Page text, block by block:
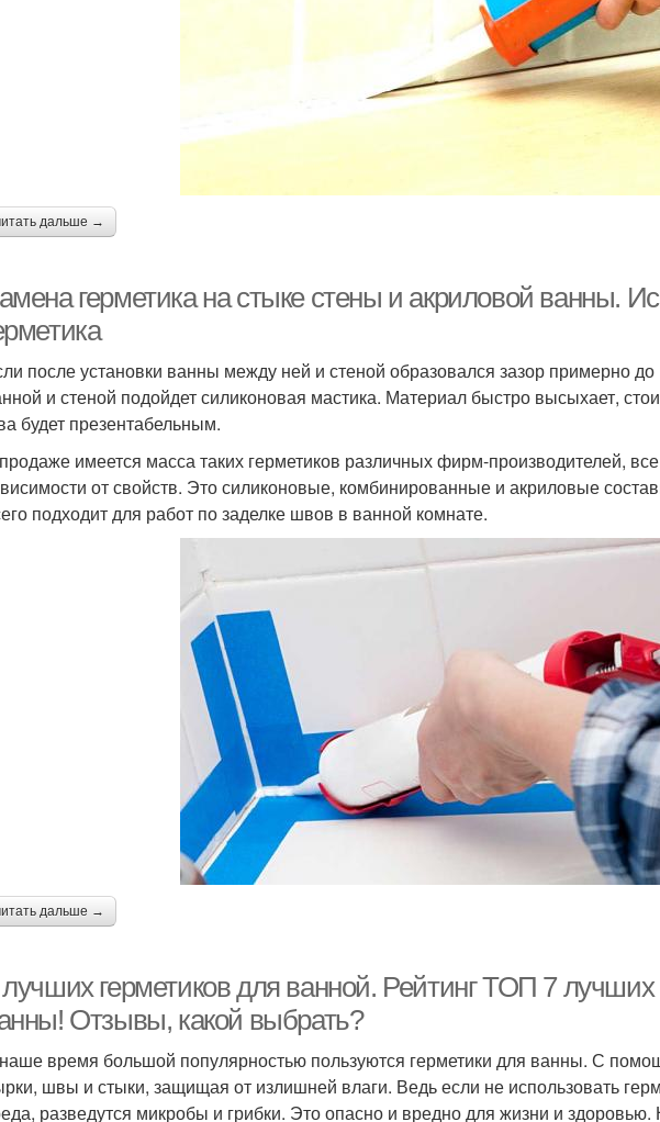
дальше →
герметика на стыке стены и акриловой ванны.
после установки ванны между ней и стеной образовался зазор примерно
и стеной подойдет силиконовая мастика. Материал быстро высыхает,
будет презентабельным.
имеется масса таких герметиков различных фирм-производителей,
от свойств. Это силиконовые, комбинированные и акриловые
подходит для работ по заделке швов в ванной комнате.
дальше →
герметиков для ванной. Рейтинг ТОП 7 лучших
Отзывы, какой выбрать?
время большой популярностью пользуются герметики для ванны. С
швы и стыки, защищая от излишней влаги. Ведь если не использовать
разведутся микробы и грибки. Это опасно и вредно для жизни и здоровью.